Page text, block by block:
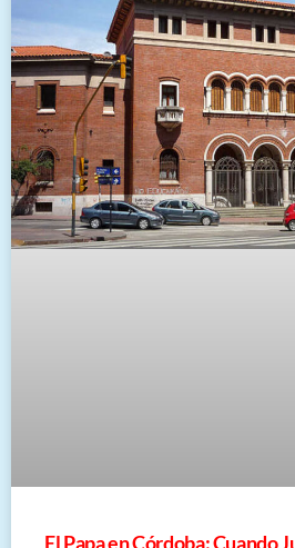
El Papa en Córdoba: Cuando